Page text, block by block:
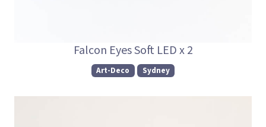
Falcon Eyes Soft LED x 2
Art-Deco Sydney